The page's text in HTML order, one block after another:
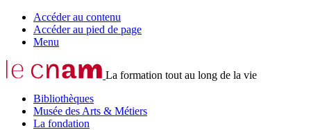
Accéder au contenu
Accéder au pied de page
Menu
La formation tout au long de la vie
Bibliothèques
Musée des Arts & Métiers
La fondation